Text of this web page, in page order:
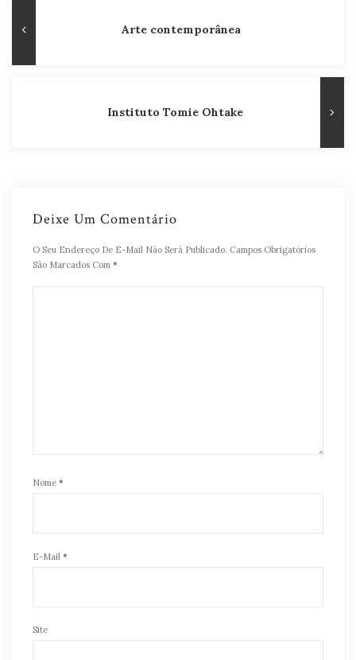
de
Post
Publicação
Arte contemporânea
Instituto Tomie Ohtake
Deixe Um Comentário
O Seu Endereço De E-Mail Não Será Publicado. Campos Obrigatórios
São Marcados Com *
Nome *
E-Mail *
Site